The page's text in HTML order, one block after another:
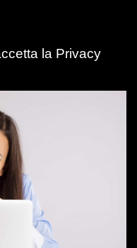
la Privacy